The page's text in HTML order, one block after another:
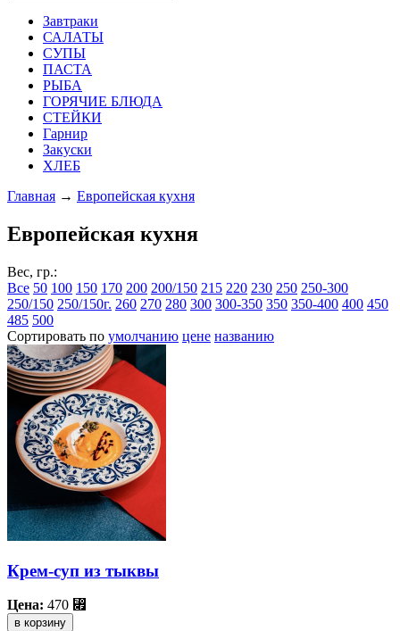
Завтраки
САЛАТЫ
СУПЫ
ПАСТА
РЫБА
ГОРЯЧИЕ БЛЮДА
СТЕЙКИ
Гарнир
Закуски
ХЛЕБ
Главная → Европейская кухня
Европейская кухня
Вес, гр.:
Все 50 100 150 170 200 200/150 215 220 230 250 250-300
250/150 250/150г. 260 270 280 300 300-350 350 350-400 400 450
485 500
Сортировать по умолчанию цене названию
Крем-суп из тыквы
Цена: 470 ⃏
в корзину